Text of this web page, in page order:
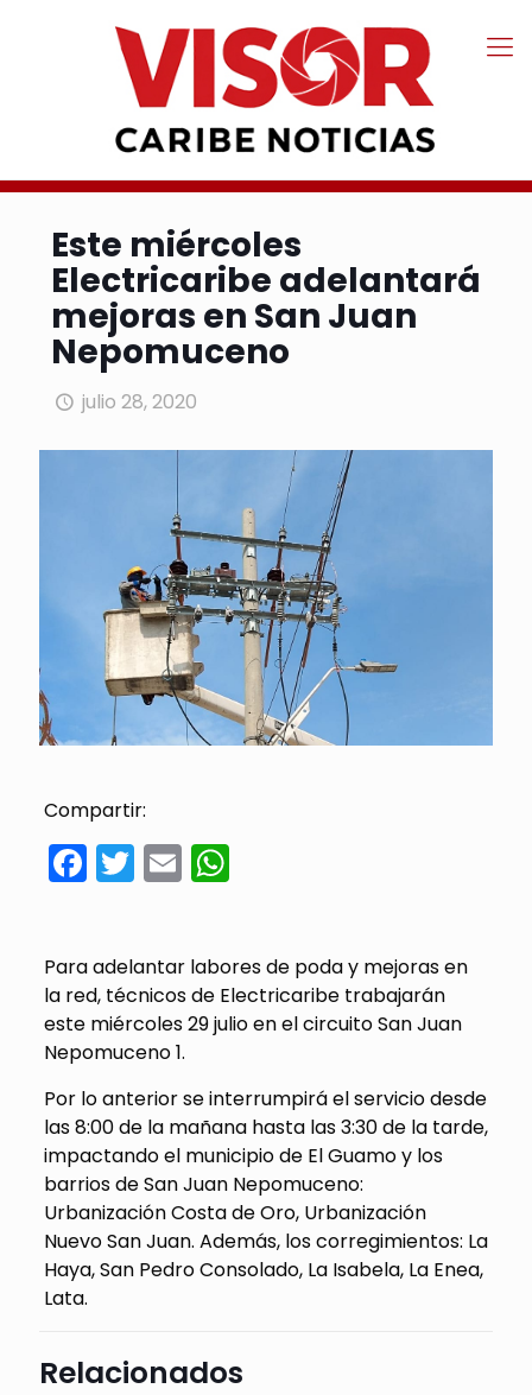
Este miércoles
Electricaribe adelantará
mejoras en San Juan
Nepomuceno
julio 28, 2020
Compartir:
Facebook
Twitter
EmailWhatsApp
Para adelantar labores de poda y mejoras en
la red, técnicos de Electricaribe trabajarán
este miércoles 29 julio en el circuito San Juan
Nepomuceno 1.
Por lo anterior se interrumpirá el servicio desde
las 8:00 de la mañana hasta las 3:30 de la tarde,
impactando el municipio de El Guamo y los
barrios de San Juan Nepomuceno:
Urbanización Costa de Oro, Urbanización
Nuevo San Juan. Además, los corregimientos: La
Haya, San Pedro Consolado, La Isabela, La Enea,
Lata.
Relacionados